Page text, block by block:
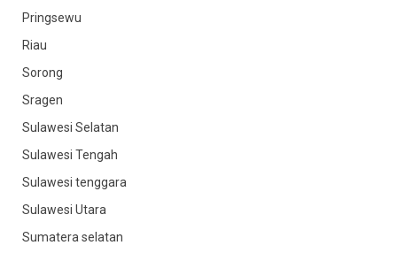
Pringsewu
Riau
Sorong
Sragen
Sulawesi Selatan
Sulawesi Tengah
Sulawesi tenggara
Sulawesi Utara
Sumatera selatan